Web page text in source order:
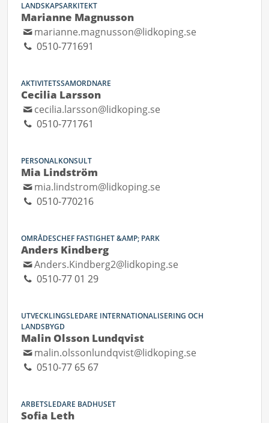
LANDSKAPSARKITEKT
Marianne Magnusson
marianne.magnusson@lidkoping.se
0510-771691
AKTIVITETSSAMORDNARE
Cecilia Larsson
cecilia.larsson@lidkoping.se
0510-771761
PERSONALKONSULT
Mia Lindström
mia.lindstrom@lidkoping.se
0510-770216
OMRÅDESCHEF FASTIGHET &AMP; PARK
Anders Kindberg
Anders.Kindberg2@lidkoping.se
0510-77 01 29
UTVECKLINGSLEDARE INTERNATIONALISERING OCH
LANDSBYGD
Malin Olsson Lundqvist
malin.olssonlundqvist@lidkoping.se
0510-77 65 67
ARBETSLEDARE BADHUSET
Sofia Leth